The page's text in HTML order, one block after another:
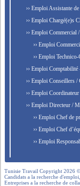
›› Emploi Assistante
›› Emploi Chargé(e)s
›› Emploi Commercial
›› Emploi
›› Emploi
›› Emploi Comptabilité
›› Emploi Conseillers /
›› Emploi Coordinateur
›› Emploi Directeur /
›› Emploi Chef de
›› Emploi Chef
›› Emploi
Tunisie Travail Copyright 2026
Candidats a la recherche
Entreprises a la recherche de